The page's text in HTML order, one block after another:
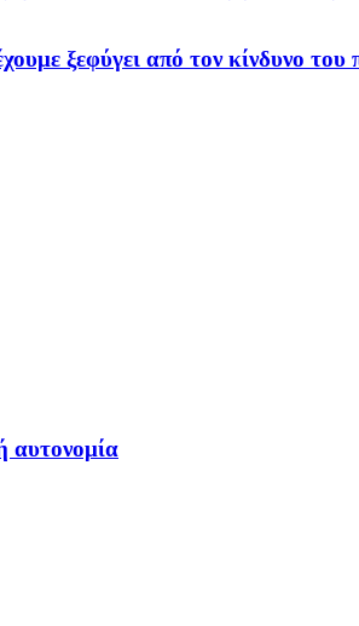
ξεφύγει από τον κίνδυνο του
αυτονομία